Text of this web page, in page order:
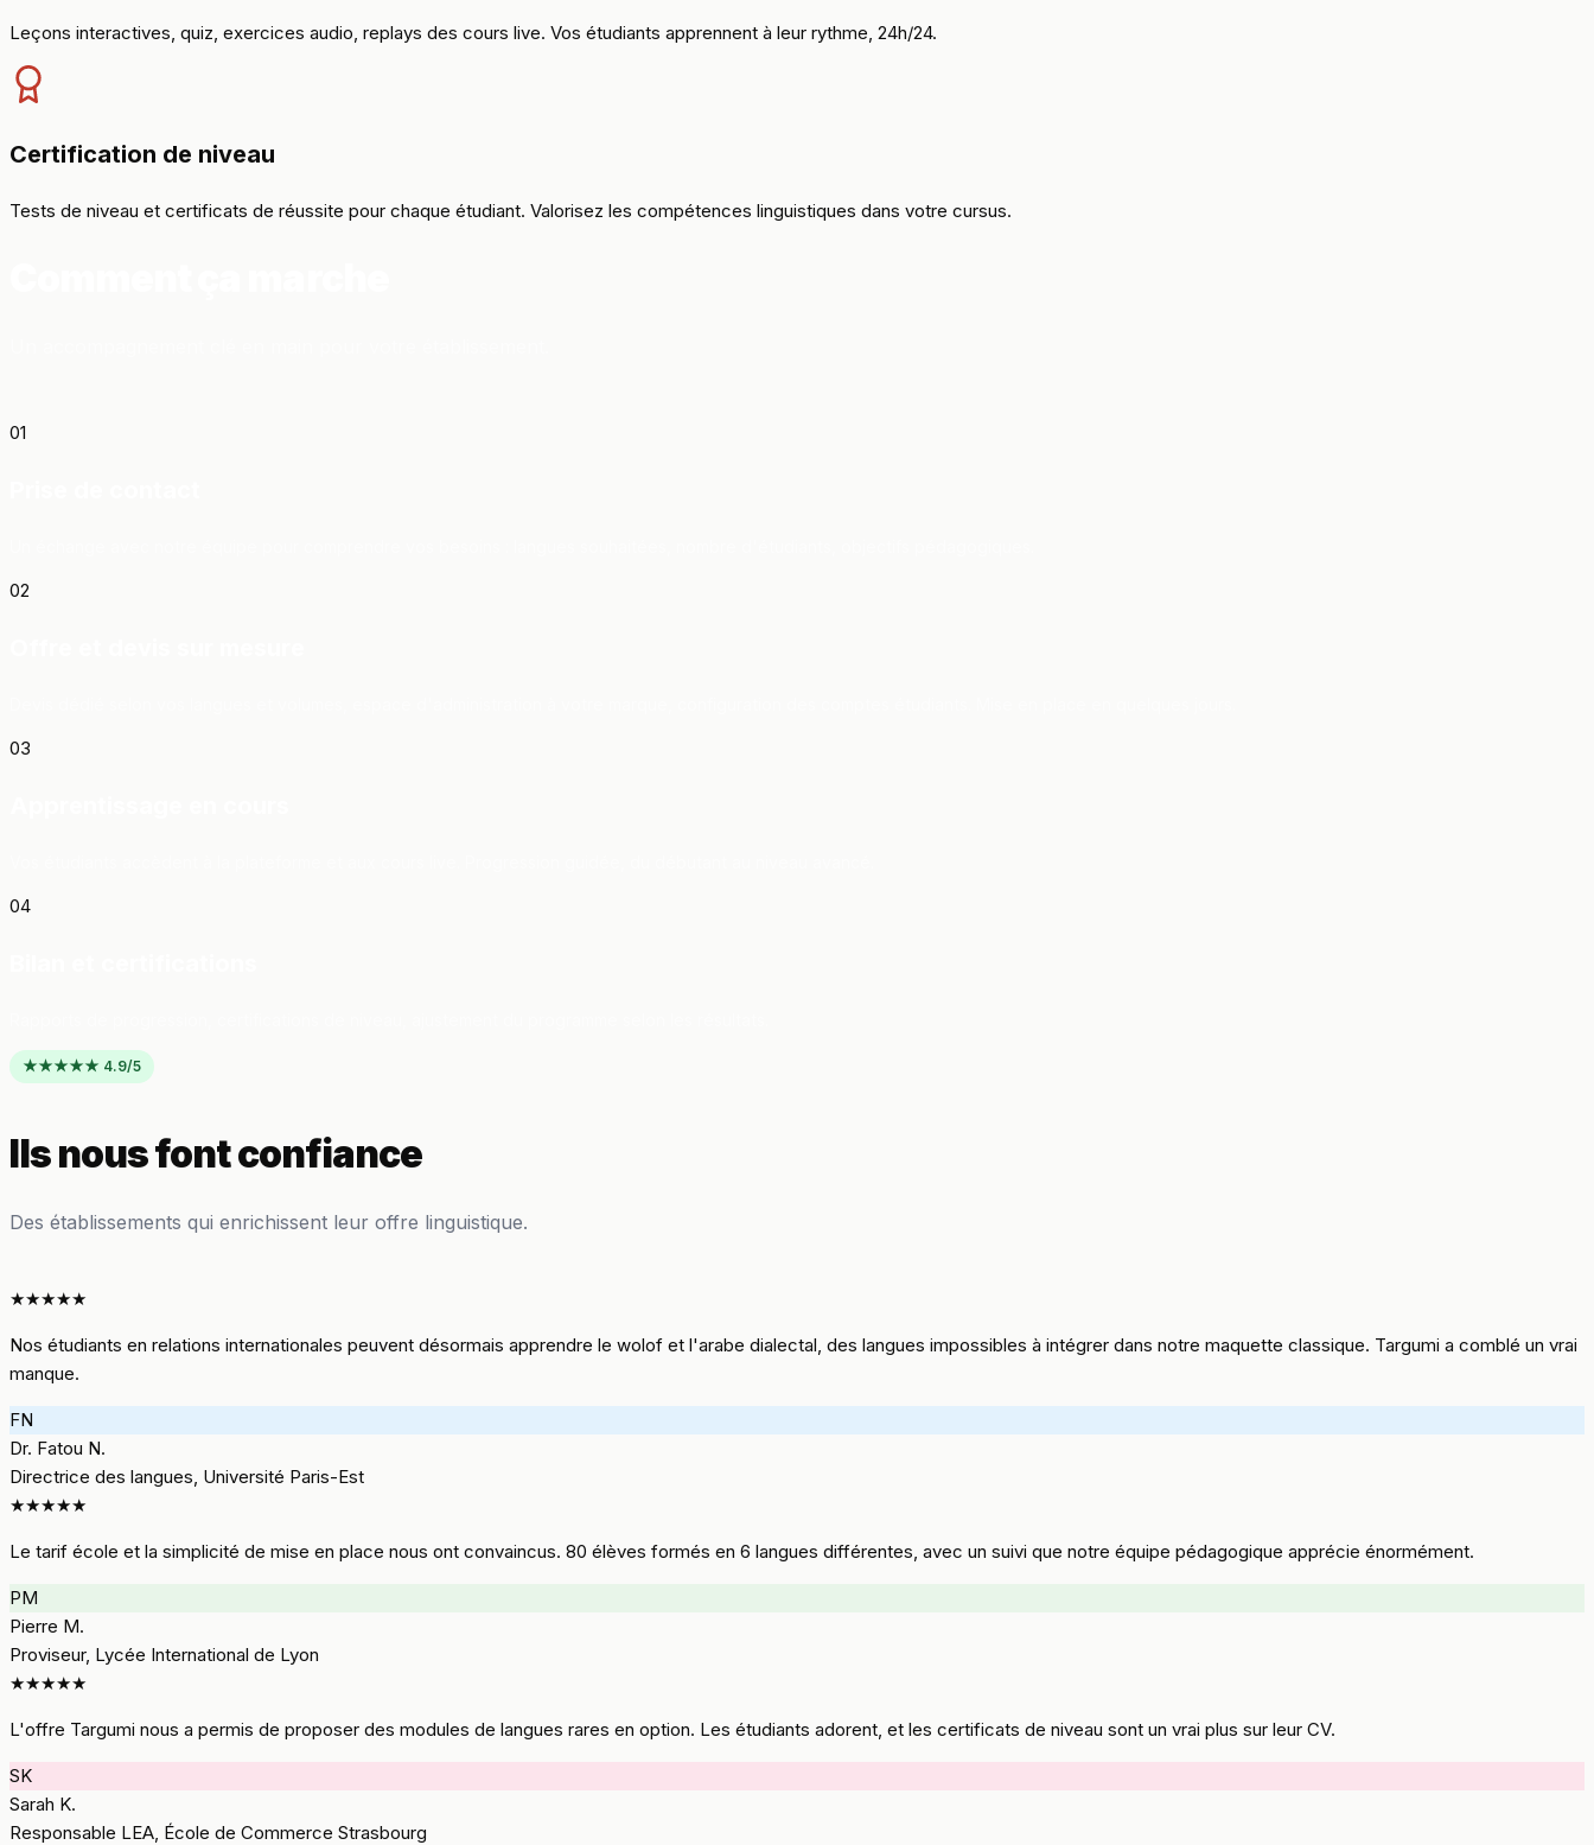
Leçons interactives, quiz, exercices audio, replays des cours live. Vos étudiants apprennent à leur rythme, 24h/24.
Certification de niveau
Tests de niveau et certificats de réussite pour chaque étudiant. Valorisez les compétences linguistiques dans votre cursus.
01
02
03
04
★★★★★ 4.9/5
Ils nous font confiance
Des établissements qui enrichissent leur offre linguistique.
★★★★★
Nos étudiants en relations internationales peuvent désormais apprendre le wolof et l'arabe dialectal, des langues impossibles à intégrer dans notre maquette classique. Targumi a comblé un vrai
manque.
FN
Dr. Fatou N.
Directrice des langues, Université Paris-Est
★★★★★
Le tarif école et la simplicité de mise en place nous ont convaincus. 80 élèves formés en 6 langues différentes, avec un suivi que notre équipe pédagogique apprécie énormément.
PM
Pierre M.
Proviseur, Lycée International de Lyon
★★★★★
L'offre Targumi nous a permis de proposer des modules de langues rares en option. Les étudiants adorent, et les certificats de niveau sont un vrai plus sur leur CV.
SK
Sarah K.
Responsable LEA, École de Commerce Strasbourg